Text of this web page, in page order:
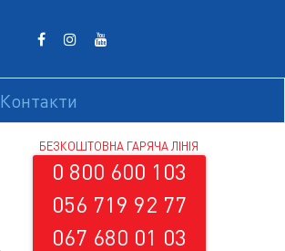
Контакти
БЕЗКОШТОВНА ГАРЯЧА ЛІНІЯ
0 800 600 103
056 719 92 77
067 680 01 03